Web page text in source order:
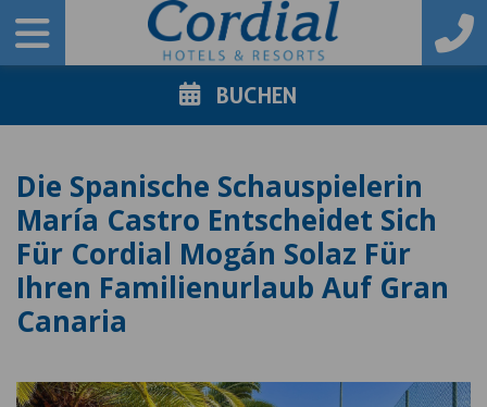
BUCHEN
Die Spanische Schauspielerin
María Castro Entscheidet Sich
Für Cordial Mogán Solaz Für
Ihren Familienurlaub Auf Gran
Canaria